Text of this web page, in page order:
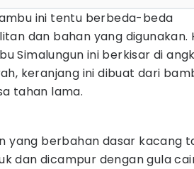
ini tentu berbeda-beda
dan bahan yang digunakan.
Simalungun ini berkisar di
keranjang ini dibuat dari
tahan lama.
yang berbahan dasar kacang
dan dicampur dengan gula